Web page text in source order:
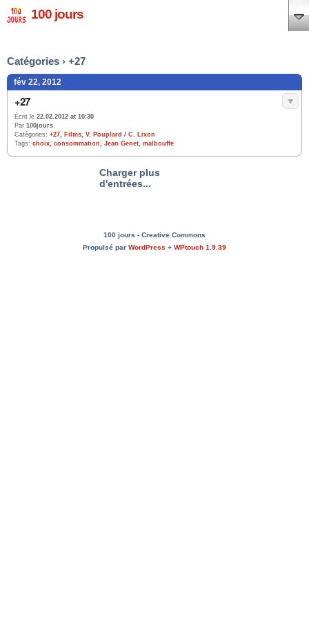
100 jours
Catégories › +27
fév 22, 2012
+27
Écrit le 22.02.2012 at 10:30
Par 100jours
Catégories: +27, Films, V. Pouplard / C. Lixon
Tags: choix, consommation, Jean Genet, malbouffe
Charger plus
d'entrées...
100 jours - Creative Commons
Propulsé par WordPress + WPtouch 1.9.39